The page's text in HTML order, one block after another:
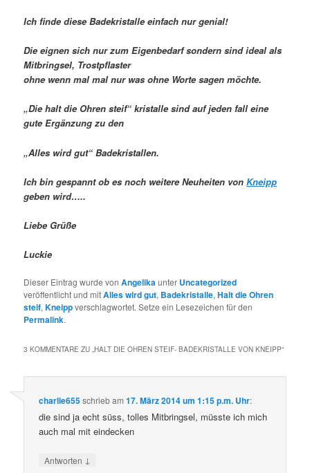
Ich finde diese Badekristalle einfach nur genial!
Die eignen sich nur zum Eigenbedarf sondern sind ideal als
Mitbringsel, Trostpflaster
ohne wenn mal mal nur was ohne Worte sagen möchte.
„Die halt die Ohren steif“ kristalle sind auf jeden fall eine
gute Ergänzung zu den
„Alles wird gut“ Badekristallen.
Ich bin gespannt ob es noch weitere Neuheiten vonKneipp
geben wird…..
Liebe Grüße
Luckie
Dieser Eintrag wurde vonAngelikaunter Uncategorized
veröffentlicht und mitAlles wird gut, Badekristalle,Halt die Ohren
steif,Kneippverschlagwortet. Setze ein Lesezeichen für den
Permalink.
3 KOMMENTARE ZU „HALT DIE OHREN STEIF- BADEKRISTALLE VON KNEIPP“
charlie655schriebam17. März 2014 um 1:15 p.m. Uhr:
die sind ja echt süss, tolles Mitbringsel, müsste ich mich
auch mal mit eindecken
Antworten ↓